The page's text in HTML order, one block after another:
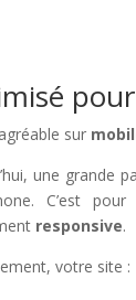
sur
une grande
C’est
responsive.
votre site :